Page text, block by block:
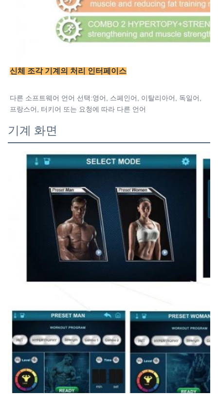
신체 조각 기계의 처리 인터페이스
다른 소프트웨어 언어 선택:영어, 스페인어, 이탈리아어, 독일어,
프랑스어, 터키어 또는 요청에 따라 다른 언어
기계 화면